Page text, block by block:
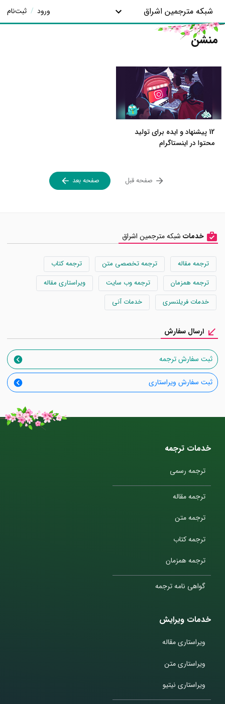
شبکه مترجمین اشراق ورود / ثبت‌نام
منشن
12 پیشنهاد و ایده برای تولید
محتوا در اینستاگرام
صفحه قبل صفحه بعد
خدمات شبکه مترجمین اشراق
ترجمه مقاله ترجمه تخصصی متن
ترجمه کتاب
ترجمه همزمان
ترجمه وب سایت
ویراستاری مقاله
خدمات فریلنسری
خدمات آنی
ارسال سفارش
ثبت سفارش ترجمه
ثبت سفارش ویراستاری
خدمات ترجمه
ترجمه رسمی
ترجمه مقاله
ترجمه متن
ترجمه کتاب
ترجمه همزمان
گواهی نامه ترجمه
خدمات ویرایش
ویراستاری مقاله
ویراستاری متن
ویراستاری نیتیو